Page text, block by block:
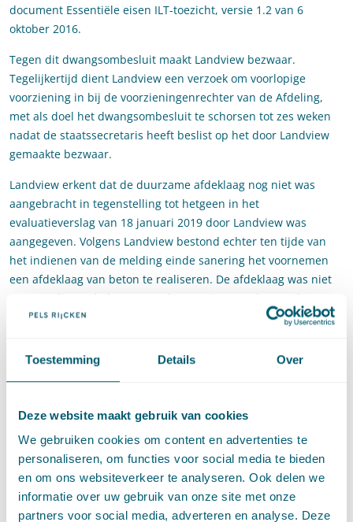
Toestemming Details Over
Deze website maakt gebruik van cookies
We gebruiken cookies om content en advertenties te
personaliseren, om functies voor social media te bieden
en om ons websiteverkeer te analyseren. Ook delen we
informatie over uw gebruik van onze site met onze
partners voor social media, adverteren en analyse. Deze
document Essentiële eisen ILT-toezicht, versie 1.2 van 6
oktober 2016.
Tegen dit dwangsombesluit maakt Landview bezwaar.
Tegelijkertijd dient Landview een verzoek om voorlopige
voorziening in bij de voorzieningenrechter van de Afdeling,
met als doel het dwangsombesluit te schorsen tot zes weken
nadat de staatssecretaris heeft beslist op het door Landview
gemaakte bezwaar.
Landview erkent dat de duurzame afdeklaag nog niet was
aangebracht in tegenstelling tot hetgeen in het
evaluatieverslag van 18 januari 2019 door Landview was
aangegeven. Volgens Landview bestond echter ten tijde van
het indienen van de melding einde sanering het voornemen
een afdeklaag van beton te realiseren. De afdeklaag was niet
meer nodig ten behoeve van de sanering van de grond en zou
daarom later kunnen worden gerealiseerd. Daarnaast is de
voor de BUS-melding. Om voornoemde redenen is er geen
sprake van een ‘eindbemonstering’ als bedoeld in paragraaf
overtreding van artikel 18 van het Bbk.
Oordeel voorzieningenrechter
Afdeling